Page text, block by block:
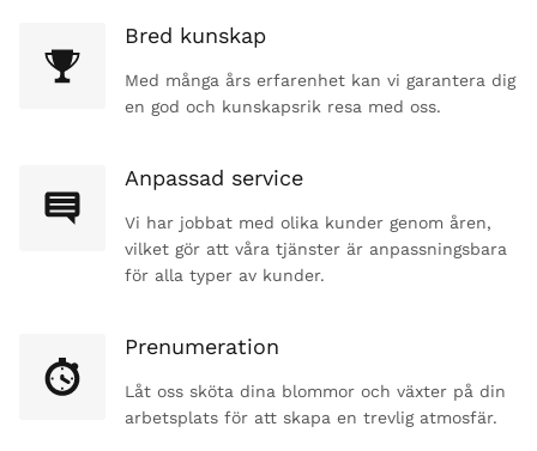
Bred kunskap
Med många års erfarenhet kan vi garantera dig
en god och kunskapsrik resa med oss.
Anpassad service
Vi har jobbat med olika kunder genom åren,
vilket gör att våra tjänster är anpassningsbara
för alla typer av kunder.
Prenumeration
Låt oss sköta dina blommor och växter på din
arbetsplats för att skapa en trevlig atmosfär.